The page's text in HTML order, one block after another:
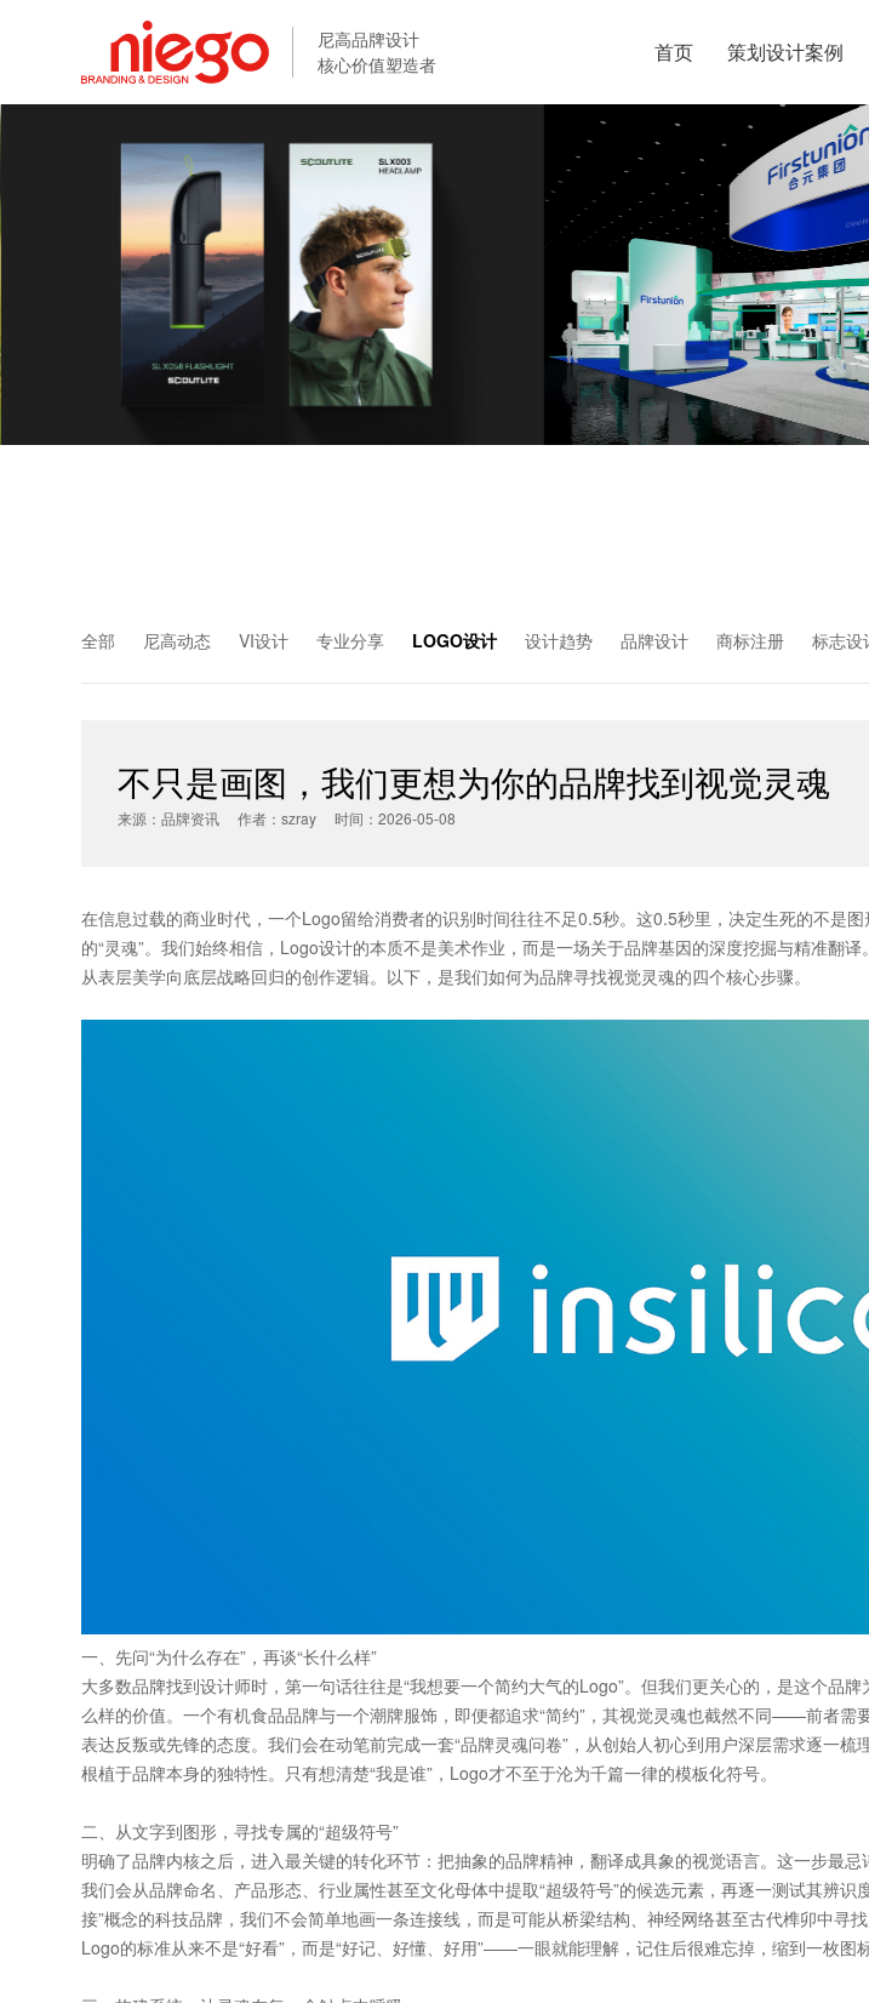
尼高品牌设计
核心价值塑造者
首页 策划设计案例
尼高品牌设计
核心价值塑造者
首页 策划设计案例
全部 尼高动态 VI设计 专业分享 LOGO设计 设计趋势 品牌设计 商标注册 标志设
不只是画图，我们更想为你的品牌找到视觉灵魂
来源：品牌资讯 作者：szray 时间：2026-05-08
在信息过载的商业时代，一个Logo留给消费者的识别时间往往不足0.5秒。这0.5秒里，决定生死的不是
的“灵魂”。我们始终相信， Logo设计的本质不是美术作业，而是一场关于品牌基因的深度挖掘与精准翻译
从表层美学向底层战略回归的创作逻辑。以下，是我们如何为品牌寻找视觉灵魂的四个核心步骤。
一、先问“为什么存在”，再谈“长什么样”
大多数品牌找到设计师时，第一句话往往是“我想要一个简约大气的Logo”。但我们更关心的，是这个品
么样的价值。一个有机食品品牌与一个潮牌服饰，即便都追求“简约”，其视觉灵魂也截然不同——前者需
表达反叛或先锋的态度。我们会在动笔前完成一套“品牌灵魂问卷”，从创始人初心到用户深层需求逐一
根植于品牌本身的独特性。只有想清楚“我是谁”，Logo才不至于沦为千篇一律的模板化符号。
二、从文字到图形，寻找专属的“超级符号”
明确了品牌内核之后，进入最关键的转化环节：把抽象的品牌精神，翻译成具象的视觉语言。这一步最忌
我们会从品牌命名、产品形态、行业属性甚至文化母体中提取“超级符号”的候选元素，再逐一测试其辨识
接”概念的科技品牌，我们不会简单地画一条连接线，而是可能从桥梁结构、神经网络甚至古代榫卯中寻
Logo的标准从来不是“好看”，而是“好记、好懂、好用”——一眼就能理解，记住后很难忘掉，缩到一枚图